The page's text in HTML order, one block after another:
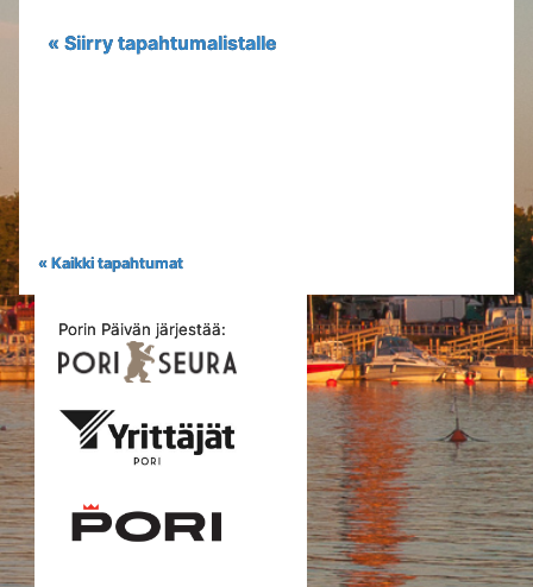
« Siirry tapahtumalistalle
« Kaikki tapahtumat
Porin Päivän järjestää: